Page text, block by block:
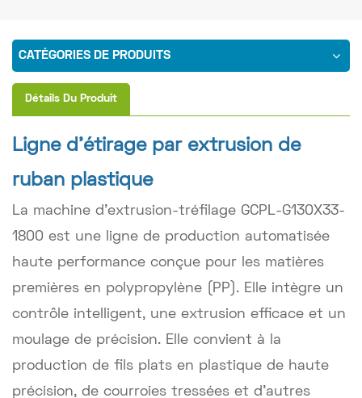
CATÉGORIES DE PRODUITS
Détails Du Produit
Ligne d'étirage par extrusion de
ruban plastique
La machine d'extrusion-tréfilage GCPL-G130X33-
1800 est une ligne de production automatisée
haute performance conçue pour les matières
premières en polypropylène (PP). Elle intègre un
contrôle intelligent, une extrusion efficace et un
moulage de précision. Elle convient à la
production de fils plats en plastique de haute
précision, de courroies tressées et d'autres